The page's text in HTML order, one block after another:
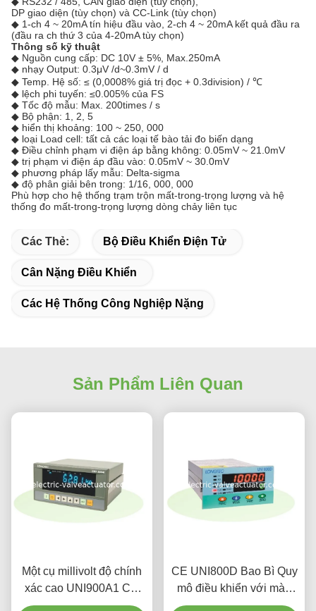
DP giao diện (tùy chọn) và CC-Link (tùy chọn)
◆ 1-ch 4 ~ 20mA tín hiệu đầu vào, 2-ch 4 ~ 20mA kết quả đầu ra
(đầu ra ch thứ 3 của 4-20mA tùy chọn)
Thông số kỹ thuật
◆ Nguồn cung cấp: DC 10V ± 5%, Max.250mA
◆ nhạy Output: 0.3μV /d~0.3mV / d
◆ Temp. Hệ số: ≤ (0,0008% giá trị đọc + 0.3division) / ℃
◆ lệch phi tuyến: ≤0.005% của FS
◆ Tốc độ mẫu: Max. 200times / s
◆ Bộ phận: 1, 2, 5
◆ hiển thị khoảng: 100 ~ 250, 000
◆ loại Load cell: tất cả các loại tế bào tải đo biến dạng
◆ Điều chỉnh phạm vi điện áp bằng không: 0.05mV ~ 21.0mV
◆ trị phạm vi điện áp đầu vào: 0.05mV ~ 30.0mV
◆ phương pháp lấy mẫu: Delta-sigma
◆ độ phân giải bên trong: 1/16, 000, 000
Phù hợp cho hệ thống trạm trộn mất-trong-trọng lượng và hệ
thống đo mất-trong-trọng lượng dòng chảy liên tục
Các Thẻ: Bộ Điều Khiển Điện Tử
Cân Nặng Điều Khiển
Các Hệ Thống Công Nghiệp Nặng
Sản Phẩm Liên Quan
Một cụ millivolt độ chính
xác cao UNI900A1 Chỉ
Cân Feeder khiển
CE UNI800D Bao Bì Quy
mô điều khiển với màn
hình LED Cân Feeder